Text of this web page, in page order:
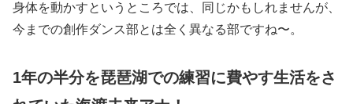
身体を動かすというところでは、同じかもしれませんが、
今までの創作ダンス部とは全く異なる部ですね〜。
1年の半分を琵琶湖での練習に費やす生活をさ